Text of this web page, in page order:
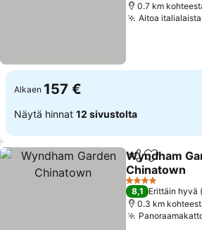
0.7 km
Aitoa
Alkaen 157 €
Näytä hinnat 12 sivustolta
Jaa Lisää
Wyndham
Chinatown
4 Tähtiluokitus
8,1 Erittäin hyvä
0.3 km